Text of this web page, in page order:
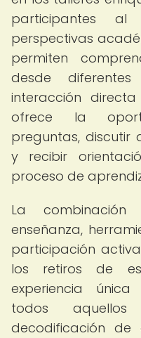
participantes
perspectivas
permiten
desde
interacción
ofrece la
preguntas, discutir
y recibir
proceso de
La
enseñanza,
participación
los retiros de
experiencia
todos
decodificación